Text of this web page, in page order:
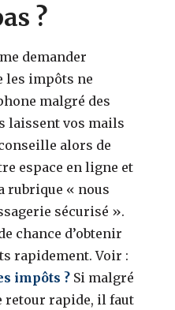
?
demander
les impôts ne
malgré des
laissent vos mails
alors de
espace en ligne et
rubrique « nous
sécurisé ».
chance d’obtenir
rapidement. Voir :
impôts ? Si malgré
retour rapide, il faut